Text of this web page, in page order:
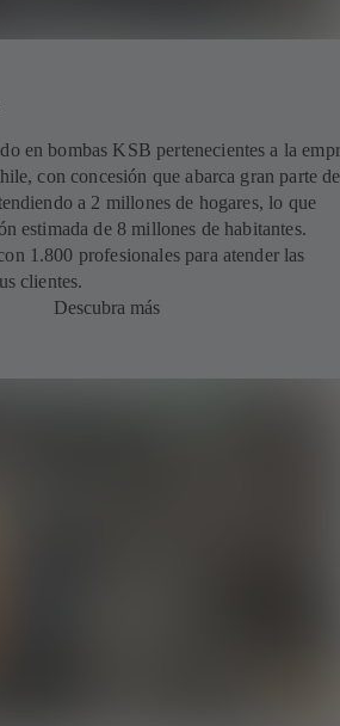
en bombas KSB pertenecientes a la
con concesión que abarca gran parte
a 2 millones de hogares, lo que
estimada de 8 millones de habitantes.
1.800 profesionales para atender las
clientes.
Descubra más